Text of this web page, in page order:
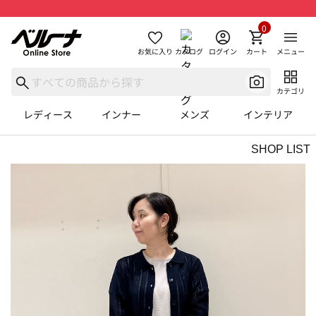
お気に入り カタログ ログイン カート
0
メニュー
カテゴリ
レディース インナー メンズ インテリア
SHOP LIST